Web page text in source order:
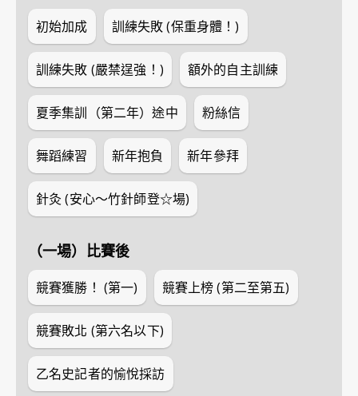
初始加成 訓練失敗 (保重身體！)
訓練失敗 (嚴禁逞強！) 額外的自主訓練
夏季集訓（第二年）途中 粉絲信
舞蹈練習 新年抱負 新年參拜
針灸 (安心～竹針師登☆場)
（一場）比賽後
競賽獲勝！ (第一) 競賽上榜 (第二至第五)
競賽敗北 (第六名以下)
乙名史記者的愉悅採訪